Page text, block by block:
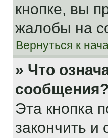
кнопке, вы
жалобы на
Вернуться к
» Что
сообщения?
Эта кнопка
закончить и